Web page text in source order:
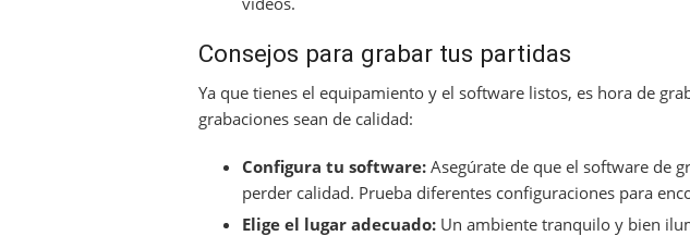
Consejos para grabar tus partidas
Ya que tienes el equipamiento y el software listos, es hora de
grabaciones sean de calidad:
Configura tu software: Asegúrate de que el software de
perder calidad. Prueba diferentes configuraciones para
Elige el lugar adecuado: Un ambiente tranquilo y bien